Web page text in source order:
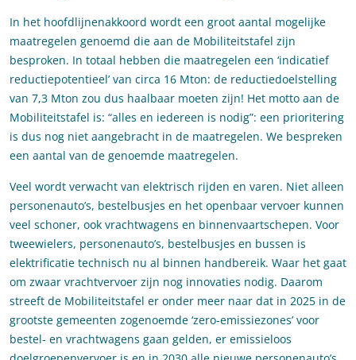
In het hoofdlijnenakkoord wordt een groot aantal mogelijke
maatregelen genoemd die aan de Mobiliteitstafel zijn
besproken. In totaal hebben die maatregelen een ‘indicatief
reductiepotentieel’ van circa 16 Mton: de reductiedoelstelling
van 7,3 Mton zou dus haalbaar moeten zijn! Het motto aan de
Mobiliteitstafel is: “alles en iedereen is nodig”: een prioritering
is dus nog niet aangebracht in de maatregelen. We bespreken
een aantal van de genoemde maatregelen.
Veel wordt verwacht van elektrisch rijden en varen. Niet alleen
personenauto’s, bestelbusjes en het openbaar vervoer kunnen
veel schoner, ook vrachtwagens en binnenvaartschepen. Voor
tweewielers, personenauto’s, bestelbusjes en bussen is
elektrificatie technisch nu al binnen handbereik. Waar het gaat
om zwaar vrachtvervoer zijn nog innovaties nodig. Daarom
streeft de Mobiliteitstafel er onder meer naar dat in 2025 in de
grootste gemeenten zogenoemde ‘zero-emissiezones’ voor
bestel- en vrachtwagens gaan gelden, er emissieloos